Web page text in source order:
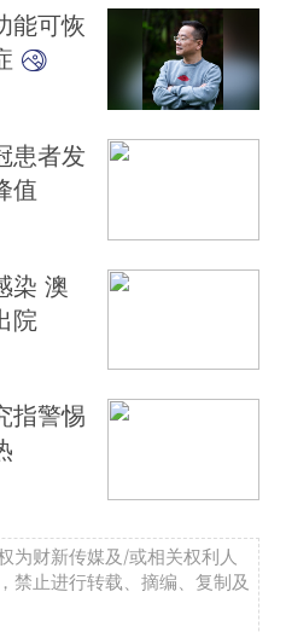
能可恢
患者发
值
染 澳
院
指警惕
为财新传媒及/或相关权利人
禁止进行转载、摘编、复制及